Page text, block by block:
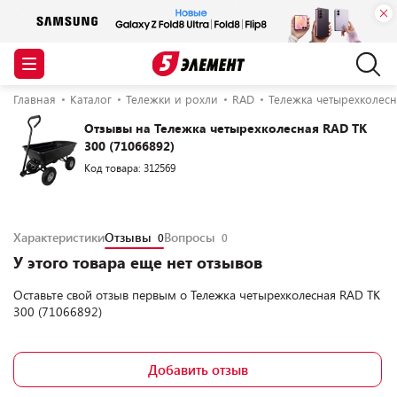
Главная Каталог Тележки и рохли RAD Тележка
Отзывы на Тележка четырехколесная RAD ТК
300 (71066892)
Код товара: 312569
ХарактеристикиОтзывы 0Вопросы 0
У этого товара еще нет отзывов
Оставьте свой отзыв первым о Тележка четырехколесная RAD ТК
300 (71066892)
Добавить отзыв